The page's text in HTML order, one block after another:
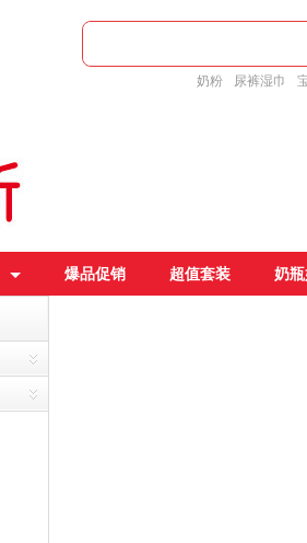
奶粉 尿裤湿巾
爆品促销 超值套装 奶